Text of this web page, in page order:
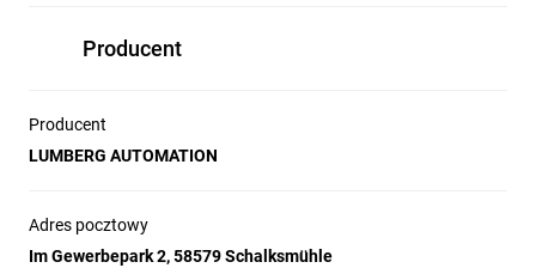
Producent
Producent
LUMBERG AUTOMATION
Adres pocztowy
Im Gewerbepark 2, 58579 Schalksmühle